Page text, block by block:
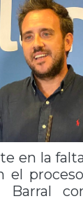
en la
el
Barral